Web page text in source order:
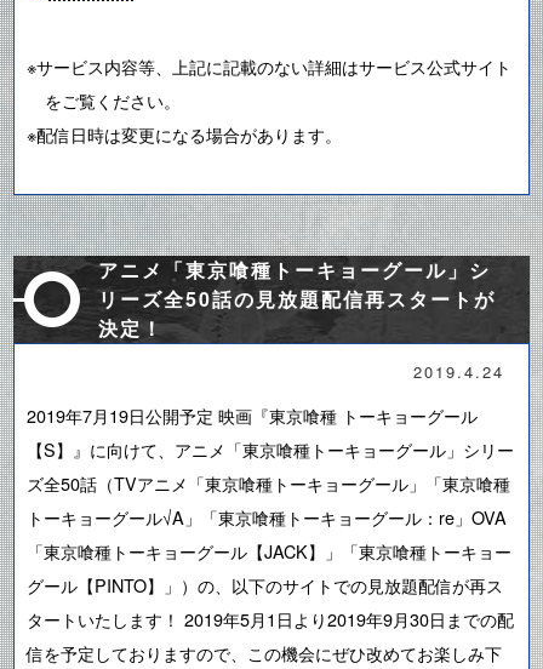
※サービス内容等、上記に記載のない詳細はサービス公式サイト
をご覧ください。
※配信日時は変更になる場合があります。
アニメ「東京喰種トーキョーグール」シ
リーズ全50話の見放題配信再スタートが
決定！
2019.4.24
2019年7月19日公開予定 映画『東京喰種 トーキョーグール
【S】』に向けて、アニメ「東京喰種トーキョーグール」シリー
ズ全50話（TVアニメ「東京喰種トーキョーグール」「東京喰種
トーキョーグール√A」「東京喰種トーキョーグール：re」OVA
「東京喰種トーキョーグール【JACK】」「東京喰種トーキョー
グール【PINTO】」）の、以下のサイトでの見放題配信が再ス
タートいたします！ 2019年5月1日より2019年9月30日までの配
信を予定しておりますので、この機会にぜひ改めてお楽しみ下